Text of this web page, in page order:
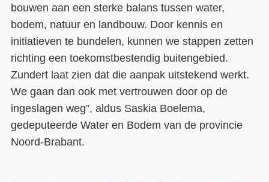
bouwen aan een sterke balans tussen water,
bodem, natuur en landbouw. Door kennis en
initiatieven te bundelen, kunnen we stappen zetten
richting een toekomstbestendig buitengebied.
Zundert laat zien dat die aanpak uitstekend werkt.
We gaan dan ook met vertrouwen door op de
ingeslagen weg”, aldus Saskia Boelema,
gedeputeerde Water en Bodem van de provincie
Noord-Brabant.